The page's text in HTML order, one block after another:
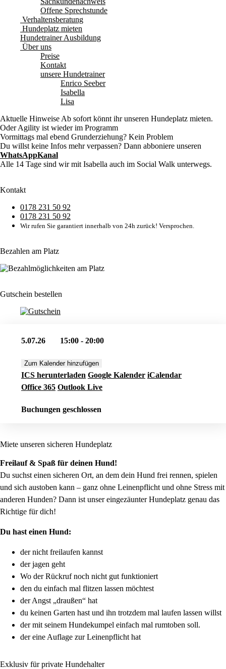
Offene Sprechstunde
Verhaltensberatung
Hundeplatz mieten
Hundetrainer Ausbildung
Über uns
Preise
Kontakt
unsere Hundetrainer
Enrico Seeber
Isabella
Lisa
Aktuelle Hinweise Ab sofort könnt ihr unseren Hundeplatz mieten.
Oder Agility ist wieder im Programm
Vormittags mal ebend Grunderziehung? Kein Problem
Du willst keine Infos mehr verpassen? Dann abboniere unseren
WhatsAppKanal
Alle 14 Tage sind wir mit Isabella auch im Social Walk unterwegs.
Kontakt
0178 231 50 92
0178 231 50 92
Wir rufen Sie garantiert innerhalb von 24h zurück! Versprochen.
Bezahlen am Platz
Gutschein bestellen
5.07.26 15:00 - 20:00
Zum Kalender hinzufügen
ICS herunterladen Google Kalender iCalendar
Office 365 Outlook Live
Buchungen geschlossen
Miete unseren sicheren Hundeplatz
Freilauf & Spaß für deinen Hund!
Du suchst einen sicheren Ort, an dem dein Hund frei rennen, spielen
und sich austoben kann – ganz ohne Leinenpflicht und ohne Stress mit
anderen Hunden? Dann ist unser eingezäunter Hundeplatz genau das
Richtige für dich!
Du hast einen Hund:
der nicht freilaufen kannst
der jagen geht
Wo der Rückruf noch nicht gut funktioniert
den du einfach mal flitzen lassen möchtest
der Angst „draußen“ hat
du keinen Garten hast und ihn trotzdem mal laufen lassen willst
der mit seinem Hundekumpel einfach mal rumtoben soll.
der eine Auflage zur Leinenpflicht hat
Exklusiv für private Hundehalter